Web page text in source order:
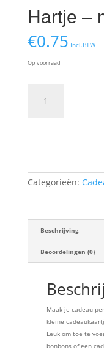
Hartje –
€0.75 Incl.BTW
Op voorraad
Categorieën:
Beschrijving
Beoordelingen (0)
Maak je cadeau
kleine
Leuk om toe te
bonbons of een